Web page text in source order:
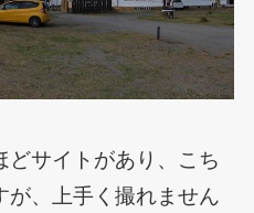
どサイトがあり、こち
が、上手く撮れません